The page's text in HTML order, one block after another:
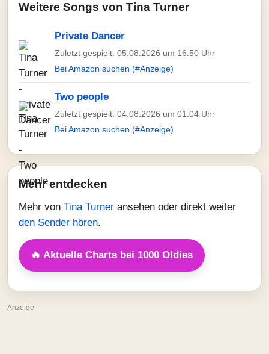
Weitere Songs von Tina Turner
Private Dancer
Zuletzt gespielt: 05.08.2026 um 16:50 Uhr
Bei Amazon suchen (#Anzeige)
Two people
Zuletzt gespielt: 04.08.2026 um 01:04 Uhr
Bei Amazon suchen (#Anzeige)
Mehr entdecken
Mehr von Tina Turner ansehen oder direkt weiter
den Sender hören.
🔥 Aktuelle Charts bei 1000 Oldies
Anzeige